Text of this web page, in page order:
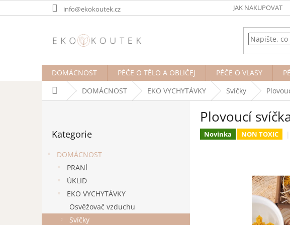
na
info@ekokoutek.cz JAK NAKUPOVAT
DOMÁCNOST PÉČE O TĚLO A OBLIČEJ PÉČE O VLASY
Domů DOMÁCNOST EKO VYCHYTÁVKY Svíčky
a
kategorie
Kategorie
DOMÁCNOST
PRANÍ
ÚKLID
EKO VYCHYTÁVKY
Osvěžovač vzduchu
Svíčky
Plovoucí
Novinka NON TOXIC